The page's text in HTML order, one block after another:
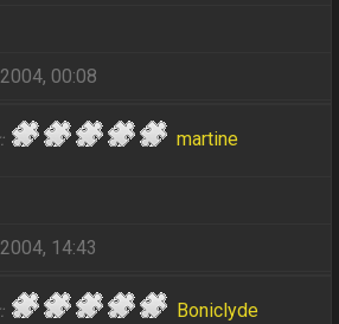
00:08
martine
14:43
Boniclyde